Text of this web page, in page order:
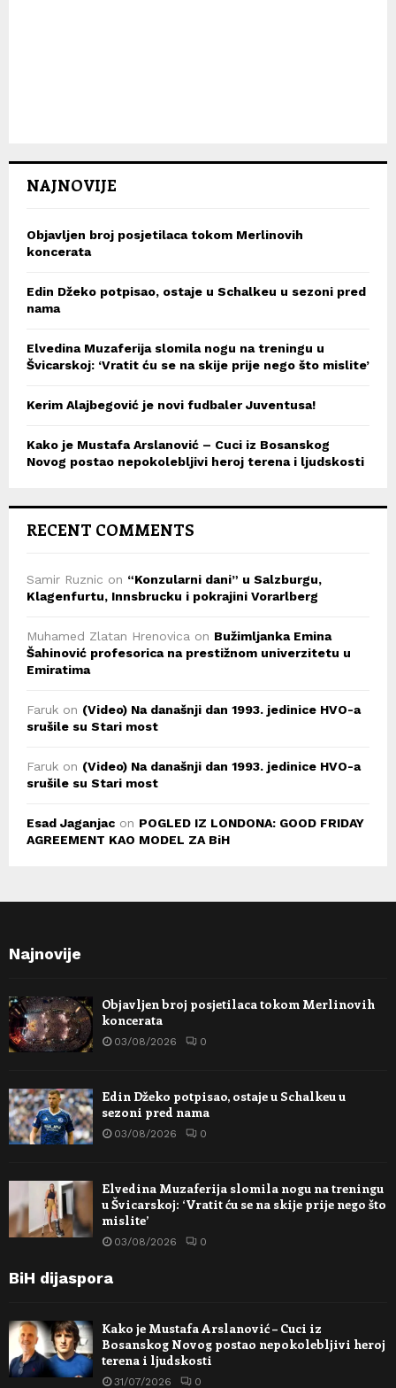
NAJNOVIJE
Objavljen broj posjetilaca tokom Merlinovih
koncerata
Edin Džeko potpisao, ostaje u Schalkeu u sezoni pred
nama
Elvedina Muzaferija slomila nogu na treningu u
Švicarskoj: ‘Vratit ću se na skije prije nego što mislite’
Kerim Alajbegović je novi fudbaler Juventusa!
Kako je Mustafa Arslanović – Cuci iz Bosanskog
Novog postao nepokolebljivi heroj terena i ljudskosti
RECENT COMMENTS
Samir Ruznic on “Konzularni dani” u Salzburgu,
Klagenfurtu, Innsbrucku i pokrajini Vorarlberg
Muhamed Zlatan Hrenovica on Bužimljanka Emina
Šahinović profesorica na prestižnom univerzitetu u
Emiratima
Faruk on (Video) Na današnji dan 1993. jedinice HVO-a
srušile su Stari most
Faruk on (Video) Na današnji dan 1993. jedinice HVO-a
srušile su Stari most
Esad Jaganjac on POGLED IZ LONDONA: GOOD FRIDAY
AGREEMENT KAO MODEL ZA BiH
Najnovije
Objavljen broj posjetilaca tokom Merlinovih
koncerata
03/08/2026 0
Edin Džeko potpisao, ostaje u Schalkeu u
sezoni pred nama
03/08/2026 0
Elvedina Muzaferija slomila nogu na treningu
u Švicarskoj: ‘Vratit ću se na skije prije nego što
mislite’
03/08/2026 0
BiH dijaspora
Kako je Mustafa Arslanović – Cuci iz
Bosanskog Novog postao nepokolebljivi heroj
terena i ljudskosti
31/07/2026 0